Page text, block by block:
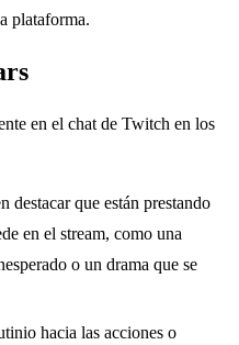
plataforma.
en el chat de Twitch en los
destacar que están prestando
en el stream, como una
o un drama que se
hacia las acciones o